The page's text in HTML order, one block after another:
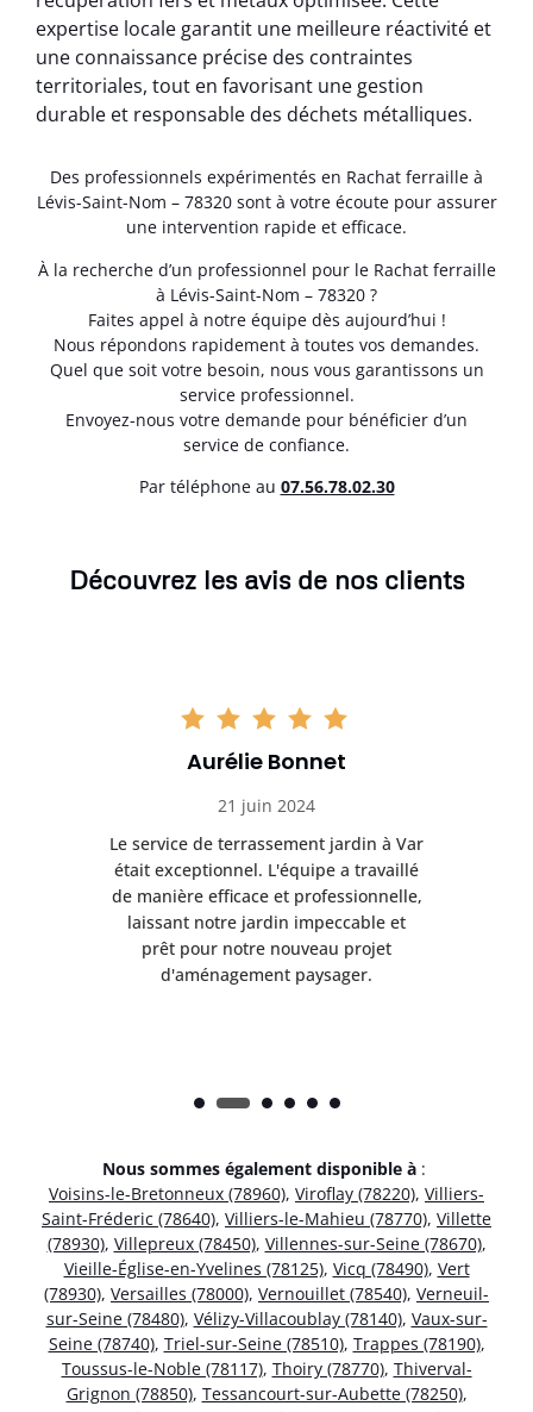
expertise locale garantit une meilleure réactivité et
une connaissance précise des contraintes
territoriales, tout en favorisant une gestion
durable et responsable des déchets métalliques.
Des professionnels expérimentés en Rachat ferraille à
Lévis-Saint-Nom – 78320 sont à votre écoute pour assurer
une intervention rapide et efficace.
À la recherche d’un professionnel pour le Rachat ferraille
à Lévis-Saint-Nom – 78320 ?
Faites appel à notre équipe dès aujourd’hui !
Nous répondons rapidement à toutes vos demandes.
Quel que soit votre besoin, nous vous garantissons un
service professionnel.
Envoyez-nous votre demande pour bénéficier d’un
service de confiance.
Par téléphone au 07.56.78.02.30
Découvrez les avis de nos clients
Aurélie Bonnet
21 juin 2024
Le service de terrassement jardin à Var
était exceptionnel. L'équipe a travaillé
de manière efficace et professionnelle,
laissant notre jardin impeccable et
prêt pour notre nouveau projet
d'aménagement paysager.
Nous sommes également disponible à :
Voisins-le-Bretonneux (78960), Viroflay (78220), Villiers-
Saint-Fréderic (78640), Villiers-le-Mahieu (78770), Villette
(78930), Villepreux (78450), Villennes-sur-Seine (78670),
Vieille-Église-en-Yvelines (78125), Vicq (78490), Vert
(78930), Versailles (78000), Vernouillet (78540), Verneuil-
sur-Seine (78480), Vélizy-Villacoublay (78140), Vaux-sur-
Seine (78740), Triel-sur-Seine (78510), Trappes (78190),
Toussus-le-Noble (78117), Thoiry (78770), Thiverval-
Grignon (78850), Tessancourt-sur-Aubette (78250),